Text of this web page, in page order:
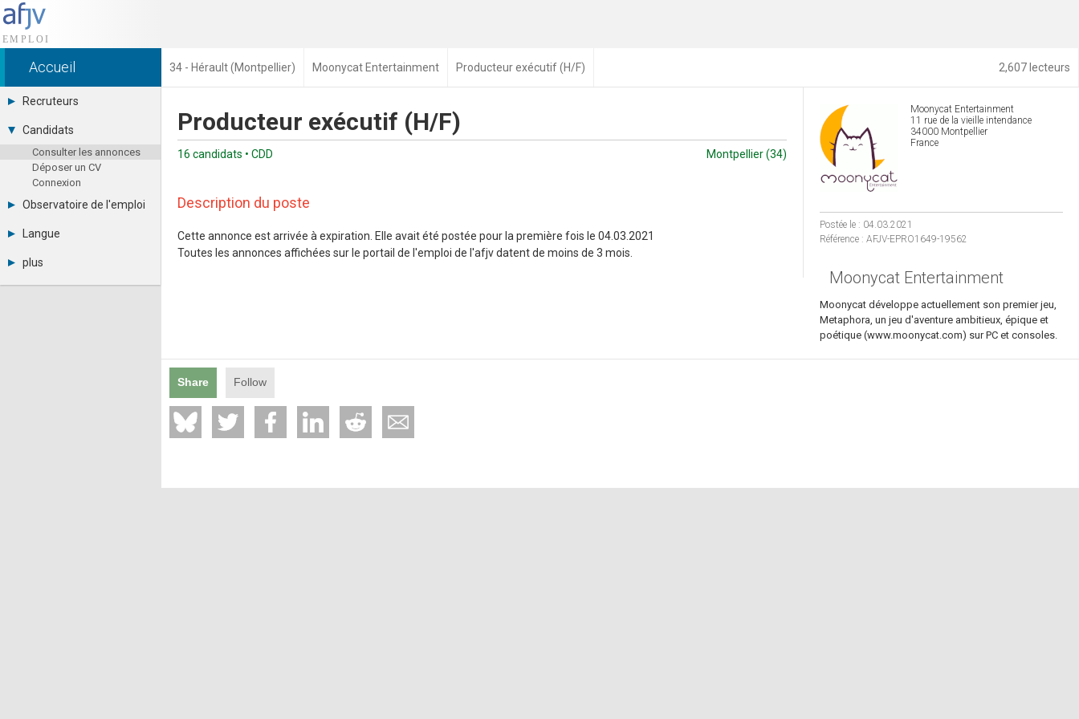
2,607 lecteurs
Accueil 34 - Hérault (Montpellier) Moonycat Entertainment Producteur exécutif (H/F)
Recruteurs
Déposer une annonce
Tarifs
Interface recruteur
Candidats
Consulter les annonces
Déposer un CV
Connexion
Observatoire de l'emploi
Par métier
Par contrat
Langue
Español
plus
Actualités
Moonycat Entertainment
11 rue de la vieille intendance
34000 Montpellier
France
Postée le : 04.03.2021
Référence : AFJV-EPRO1649-19562
Moonycat Entertainment
Moonycat développe actuellement son premier jeu,
Metaphora, un jeu d'aventure ambitieux, épique et
poétique (www.moonycat.com) sur PC et consoles.
Producteur exécutif (H/F)
16 candidats • CDD Montpellier (34)
Description du poste
Cette annonce est arrivée à expiration. Elle avait été postée pour la première fois le 04.03.2021
Toutes les annonces affichées sur le portail de l'emploi de l'afjv datent de moins de 3 mois.
Share Follow